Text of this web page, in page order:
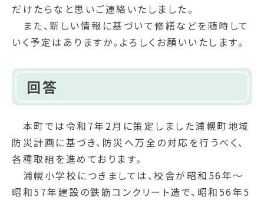
だけたらなと思いご連絡いたしました。
また、新しい情報に基づいて修繕などを随時して
いく予定はありますか。よろしくお願いいたします。
回答
本町では令和7年2月に策定しました浦幌町地域
防災計画に基づき、防災へ万全の対応を行うべく、
各種取組を進めております。
浦幌小学校につきましては、校舎が昭和56年～
昭和57年建設の鉄筋コンクリート造で、昭和56年5